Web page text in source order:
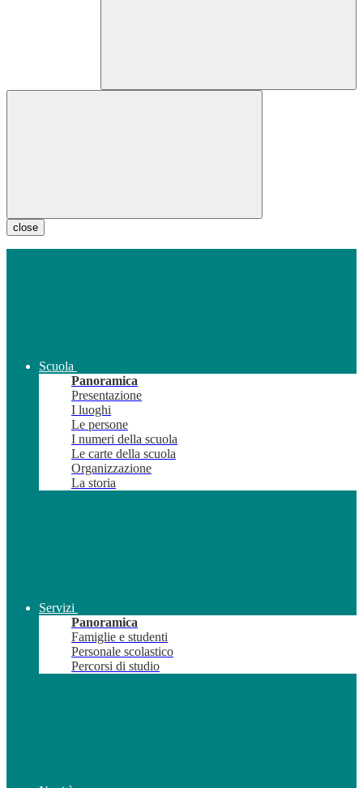
close
Scuola
Panoramica
Presentazione
I luoghi
Le persone
I numeri della scuola
Le carte della scuola
Organizzazione
La storia
Servizi
Panoramica
Famiglie e studenti
Personale scolastico
Percorsi di studio